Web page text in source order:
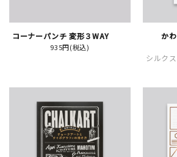
本
台湾グッズ
コーナーパンチ 変形３WAY
935円(税込)
か
シルク